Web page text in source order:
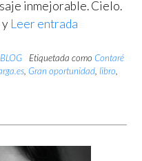
inmejorable. Cielo.
y Leer entrada
Etiquetada como Contaré
Gran oportunidad libro